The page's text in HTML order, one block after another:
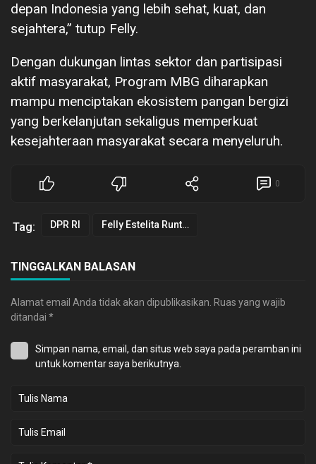
depan Indonesia yang lebih sehat, kuat, dan
sejahtera,” tutup Felly.
Dengan dukungan lintas sektor dan partisipasi
aktif masyarakat, Program MBG diharapkan
mampu menciptakan ekosistem pangan bergizi
yang berkelanjutan sekaligus memperkuat
kesejahteraan masyarakat secara menyeluruh.
0
Tag: DPR RI Felly Estelita Runtuwene
TINGGALKAN BALASAN
Alamat email Anda tidak akan dipublikasikan. Ruas yang wajib
ditandai *
Simpan nama, email, dan situs web saya pada peramban ini
untuk komentar saya berikutnya.